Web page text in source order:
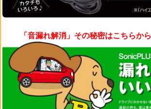
「音漏れ解消」その秘密はこちらから